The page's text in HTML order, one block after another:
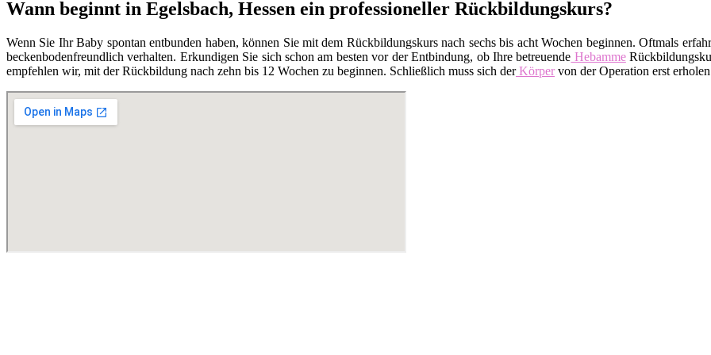
Wann beginnt in Egelsbach, Hessen ein professioneller Rückbildungskurs?
Wenn Sie Ihr Baby spontan entbunden haben, können Sie mit dem Rückbildungskurs nach sechs bis acht Wochen beginnen. Oftmals
beckenbodenfreundlich verhalten. Erkundigen Sie sich schon am besten vor der Entbindung, ob Ihre betreuende Hebamme
empfehlen wir, mit der Rückbildung nach zehn bis 12 Wochen zu beginnen. Schließlich muss sich derKörpervon der Operation erst